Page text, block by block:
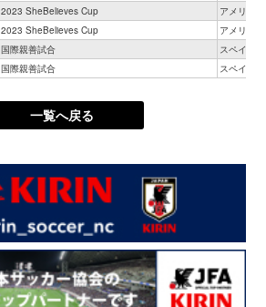
2023 SheBelieves Cup
アメリカ
2023 SheBelieves Cup
アメリカ
国際親善試合
スペイン
国際親善試合 スペイン
一覧へ戻る